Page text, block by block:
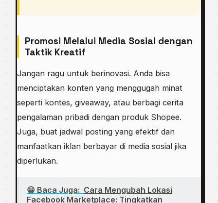
Promosi Melalui Media Sosial dengan
Taktik Kreatif
Jangan ragu untuk berinovasi. Anda bisa
menciptakan konten yang menggugah minat
seperti kontes, giveaway, atau berbagi cerita
pengalaman pribadi dengan produk Shopee.
Juga, buat jadwal posting yang efektif dan
manfaatkan iklan berbayar di media sosial jika
diperlukan.
😀 Baca Juga: Cara Mengubah Lokasi
Facebook Marketplace: Tingkatkan